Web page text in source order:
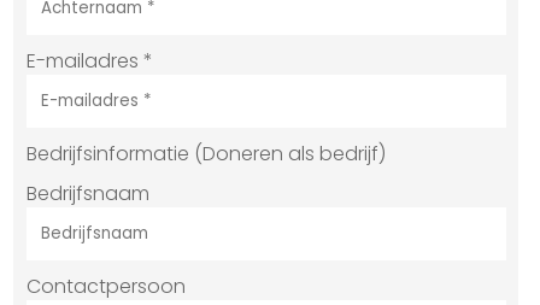
E-mailadres *
Bedrijfsinformatie (Doneren als bedrijf)
Bedrijfsnaam
Contactpersoon